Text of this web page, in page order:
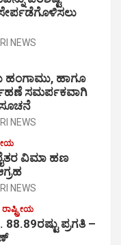
NEWS
ಹಂಗಾಮು, ಹಾಗೂ
ಸಮರ್ಪಕವಾಗಿ
ಸೂಚನೆ
NEWS
ವಿಮಾ ಹಣ
NEWS
ರಾಷ್ಟ್ರೀಯ
ಪ್ರಗತಿ –